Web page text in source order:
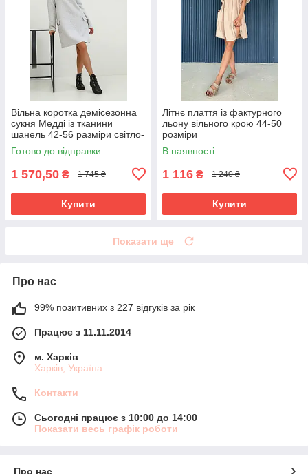
Вільна коротка демісезонна
сукня Медді із тканини
шанель 42-56 разміри світло-
сіра
Готово до відправки
1 570,50 ₴ 1 745 ₴
Купити
Літнє плаття із фактурного
льону вільного крою 44-50
розміри
В наявності
1 116 ₴ 1 240 ₴
Купити
Показати ще
Про нас
99% позитивних з 227 відгуків за рік
Працює з 11.11.2014
м. Харків
Харків, Україна
Контакти
Сьогодні працює з 10:00 до 14:00
Показати весь графік роботи
Про нас